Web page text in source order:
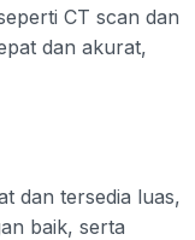
CT scan dan
dan akurat,
dan tersedia luas,
baik, serta